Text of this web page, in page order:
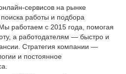
сервисов на рынке
работы и подбора
работаем с 2015 года, помогая
а работодателям — быстро и
Стратегия компании —
и постоянное